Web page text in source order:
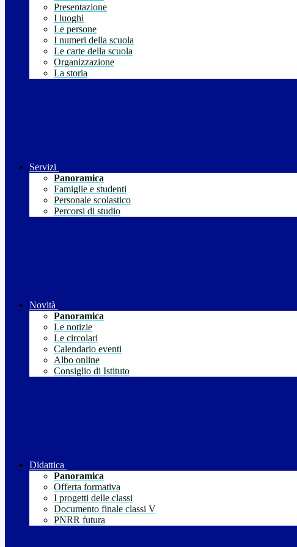
Presentazione
I luoghi
Le persone
I numeri della scuola
Le carte della scuola
Organizzazione
La storia
Servizi
Panoramica
Famiglie e studenti
Personale scolastico
Percorsi di studio
Novità
Panoramica
Le notizie
Le circolari
Calendario eventi
Albo online
Consiglio di Istituto
Didattica
Panoramica
Offerta formativa
I progetti delle classi
Documento finale classi V
PNRR futura